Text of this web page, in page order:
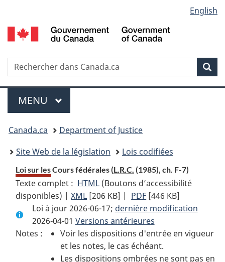
au
contenu
propos
de
la
HTML
simplifiée
selection
English
Recherche
Menu
MENU PRINCIPAL
You
are
here:
Canada.ca
Department of Justice
Site Web de la législation
Lois codifiées
Loi sur les Cours fédérales (L.R.C. (1985), ch. F-7)
Texte complet : HTML Texte
complet
:
Loi
sur
les
Cours
(Boutons d’accessibilité
disponibles) |XML Texte
complet
:
Loi
sur
les
[206 KB] | PDF Texte
complet
:
Loi
sur
les
[446 KB]
Loi à jour 2026-06-17; dernière modification
2026-04-01 Versions antérieures
Notes :
Voir les dispositions d'entrée en vigueur
et les notes, le cas échéant.
Les dispositions ombrées ne sont pas en